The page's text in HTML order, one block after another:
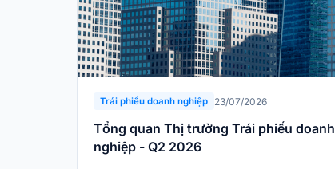
Trái phiếu doanh nghiệp 23/07/2026
Tổng quan Thị trường Trái phiếu doanh
nghiệp - Q2 2026